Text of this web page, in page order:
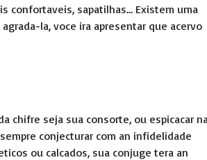
confortaveis, sapatilhas… Existem uma
la, voce ira apresentar que acervo
chifre seja sua consorte, ou espicacar
conjecturar com an infidelidade
ou calcados, sua conjuge tera an